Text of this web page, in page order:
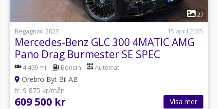
1
27
Begagnad 2023
15 april 2025
Mercedes-Benz GLC 300 4MATIC AMG
Pano Drag Burmester SE SPEC
4 499 mil Bensin Automat
Örebro Byt Bil AB
fr. 9 875 kr/mån
609 500 kr Visa mer